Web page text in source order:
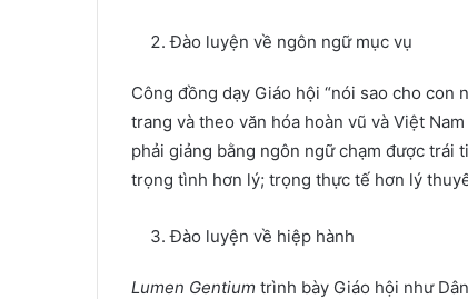
Đào luyện về ngôn ngữ mục vụ
Công đồng dạy Giáo hội “nói sao cho con
trang và theo văn hóa hoàn vũ và Việt
phải giảng bằng ngôn ngữ chạm được trái
trọng tình hơn lý; trọng thực tế hơn lý
Đào luyện về hiệp hành
Lumen Gentium trình bày Giáo hội như